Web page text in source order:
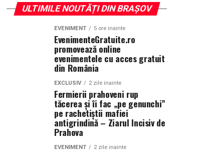
ULTIMILE NOUTĂȚI DIN BRAȘOV
EVENIMENT 5 ore inainte
EvenimenteGratuite.ro
promovează online
evenimentele cu acces gratuit
din România
EXCLUSIV 2 zile inainte
Fermierii prahoveni rup
tăcerea și îi fac „pe genunchi”
pe rachetiștii mafiei
antigrindină – Ziarul Incisiv de
Prahova
EVENIMENT 2 zile inainte